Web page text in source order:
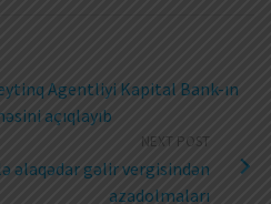
Agentliyi Kapital Bank-ın
açıqlayıb
NEXT POST
əlaqədar gəlir vergisindən
azadolmaları